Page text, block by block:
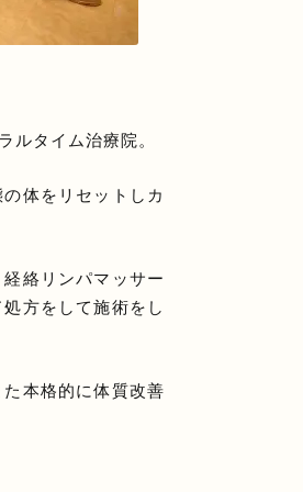
ルタイム治療院。
体をリセットしカ
絡リンパマッサー
方をして施術をし
本格的に体質改善